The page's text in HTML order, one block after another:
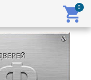
